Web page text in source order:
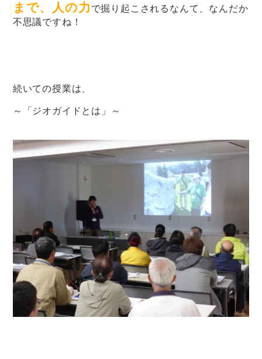
まで、人の力 で掘り起こされるなんて、なんだか
不思議ですね！
続いての授業は、
～「ジオガイドとは」～